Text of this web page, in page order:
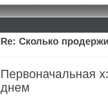
Re: Сколько
Первоначальная
днем